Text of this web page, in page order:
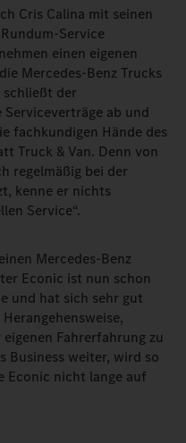
Cris Calina mit seinen
Service
einen eigenen
Mercedes-Benz Trucks
der
ab und
fachkundigen Hände des
Truck & Van. Denn von
regelmäßig bei der
kenne er nichts
Service“.
Mercedes-Benz
Econic ist nun schon
und hat sich sehr gut
Fahrerfahrung zu
Business weiter, wird so
Econic nicht lange auf